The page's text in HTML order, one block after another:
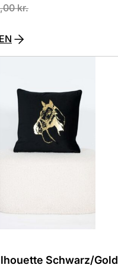
kr.
Schwarz/Gold